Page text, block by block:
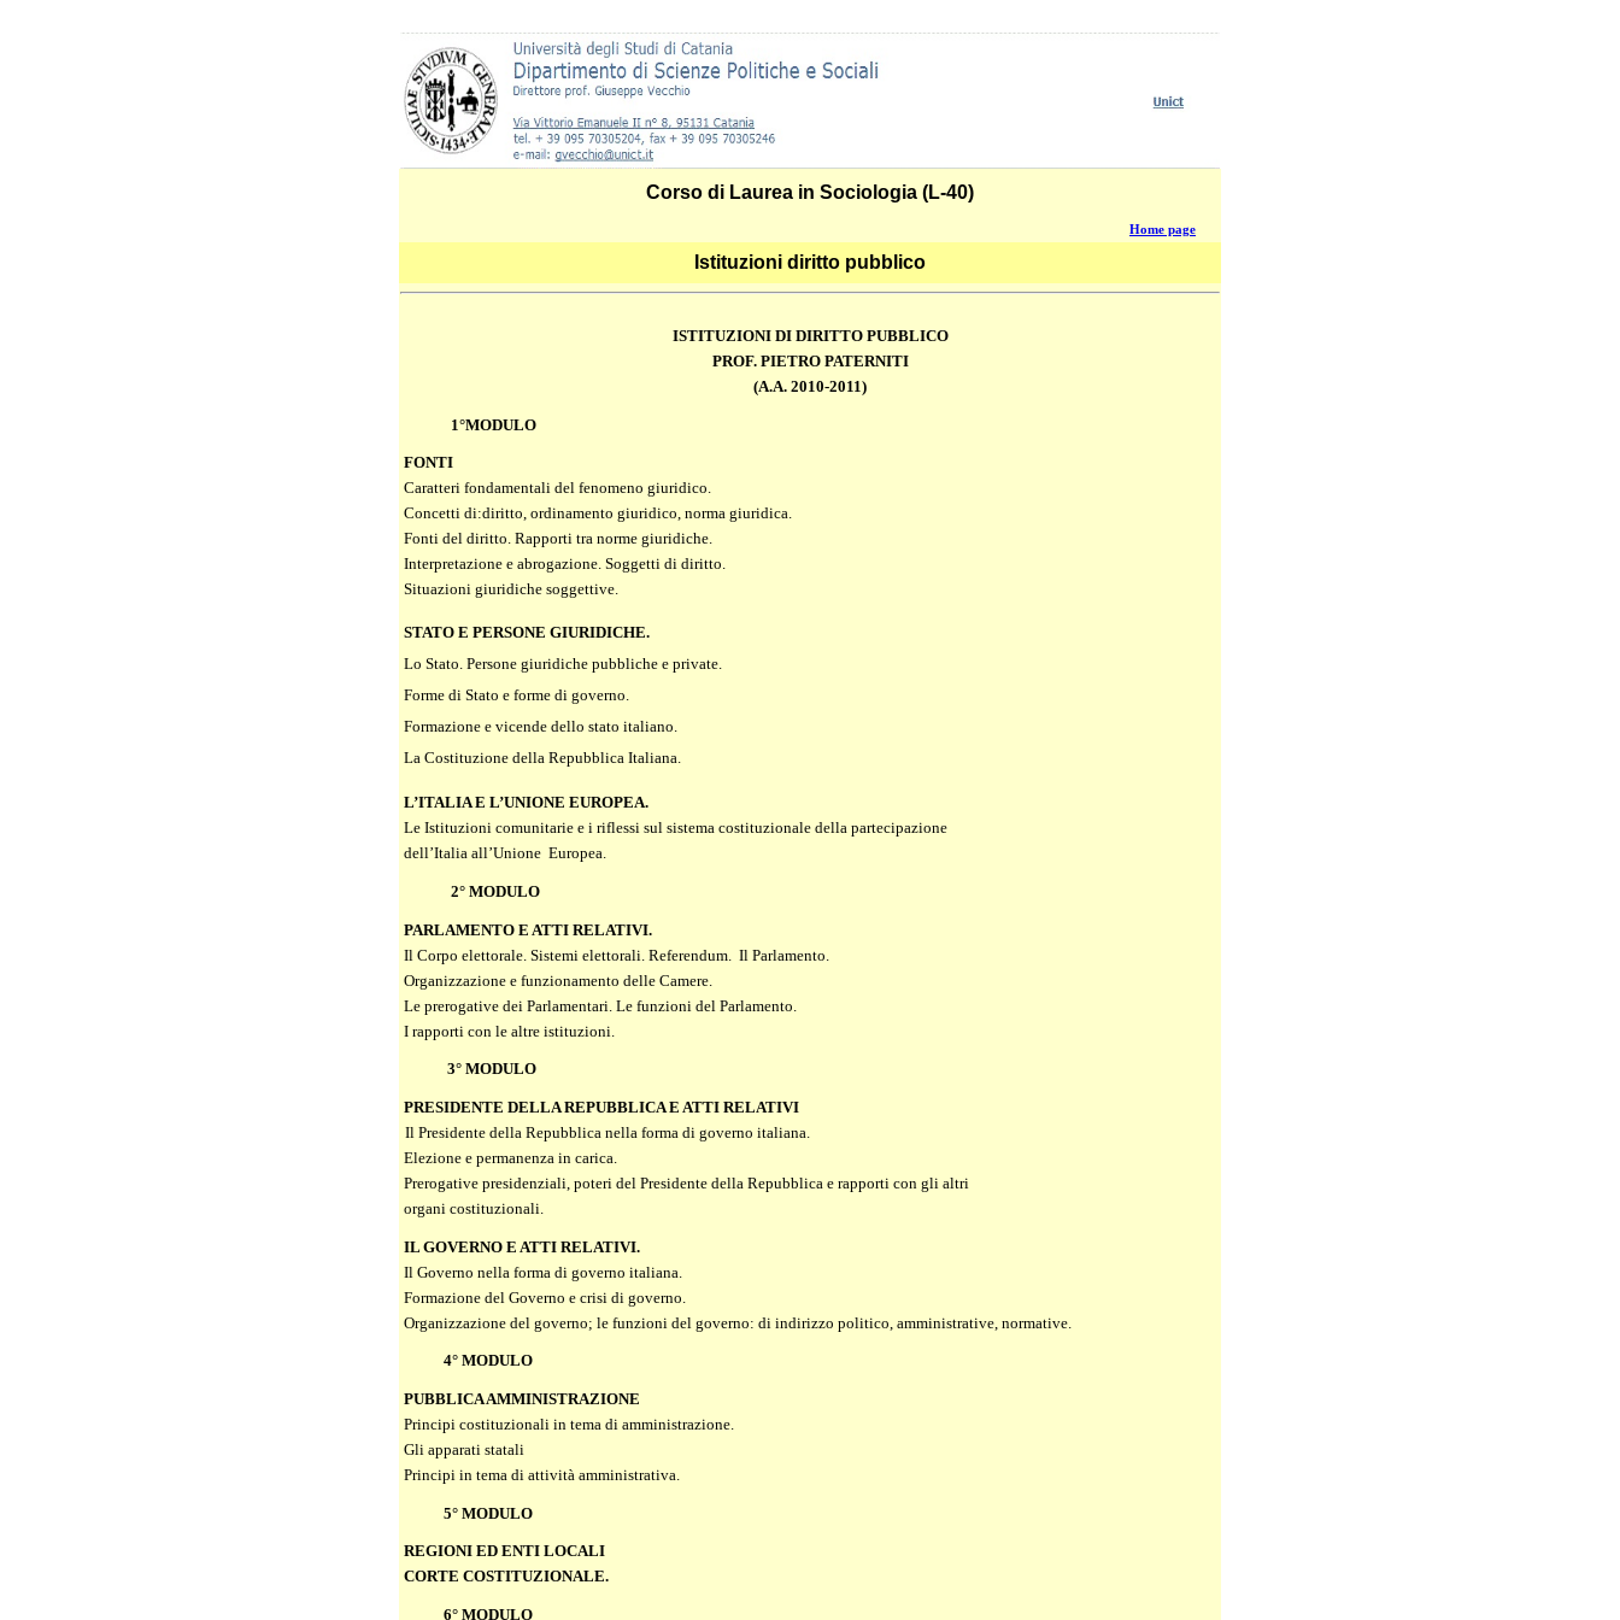
Corso di Laurea in Sociologia (L-40)
Home page
Istituzioni diritto pubblico
ISTITUZIONI DI DIRITTO PUBBLICO
PROF. PIETRO PATERNITI
(A.A. 2010-2011)
1°MODULO
FONTI
Caratteri fondamentali del fenomeno giuridico.
Concetti di:diritto, ordinamento giuridico, norma giuridica.
Fonti del diritto. Rapporti tra norme giuridiche.
Interpretazione e abrogazione. Soggetti di diritto.
Situazioni giuridiche soggettive.
STATO E PERSONE GIURIDICHE.
Lo Stato. Persone giuridiche pubbliche e private.
Forme di Stato e forme di governo.
Formazione e vicende dello stato italiano.
La Costituzione della Repubblica Italiana.
L’ITALIA E L’UNIONE EUROPEA.
Le Istituzioni comunitarie e i riflessi sul sistema costituzionale della partecipazione
dell’Italia all’Unione Europea.
2° MODULO
PARLAMENTO E ATTI RELATIVI.
Il Corpo elettorale. Sistemi elettorali. Referendum. Il Parlamento.
Organizzazione e funzionamento delle Camere.
Le prerogative dei Parlamentari. Le funzioni del Parlamento.
I rapporti con le altre istituzioni.
3° MODULO
PRESIDENTE DELLA REPUBBLICA E ATTI RELATIVI
Il Presidente della Repubblica nella forma di governo italiana.
Elezione e permanenza in carica.
Prerogative presidenziali, poteri del Presidente della Repubblica e rapporti con gli altri
organi costituzionali.
IL GOVERNO E ATTI RELATIVI.
Il Governo nella forma di governo italiana.
Formazione del Governo e crisi di governo.
Organizzazione del governo; le funzioni del governo: di indirizzo politico, amministrative, normative.
4° MODULO
PUBBLICA AMMINISTRAZIONE
Principi costituzionali in tema di amministrazione.
Gli apparati statali
Principi in tema di attività amministrativa.
5° MODULO
REGIONI ED ENTI LOCALI
CORTE COSTITUZIONALE.
6° MODULO